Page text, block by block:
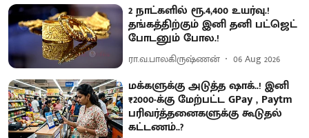
2 நாட்களில் ரூ.4,400 உயர்வு.!
தங்கத்திற்கும் இனி தனி பட்ஜெட்
போடனும் போல.!
ரா.வ.பாலகிருஷ்ணன் 06 Aug 2026
மக்களுக்கு அடுத்த ஷாக்..! இனி
₹2000-க்கு மேற்பட்ட GPay , Paytm
பரிவர்த்தனைகளுக்கு கூடுதல்
கட்டணம்..?